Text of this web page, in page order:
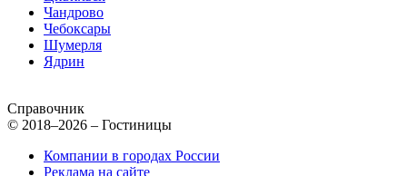
Чандрово
Чебоксары
Шумерля
Ядрин
Справочник
© 2018–2026 – Гостиницы
Компании в городах России
Реклама на сайте